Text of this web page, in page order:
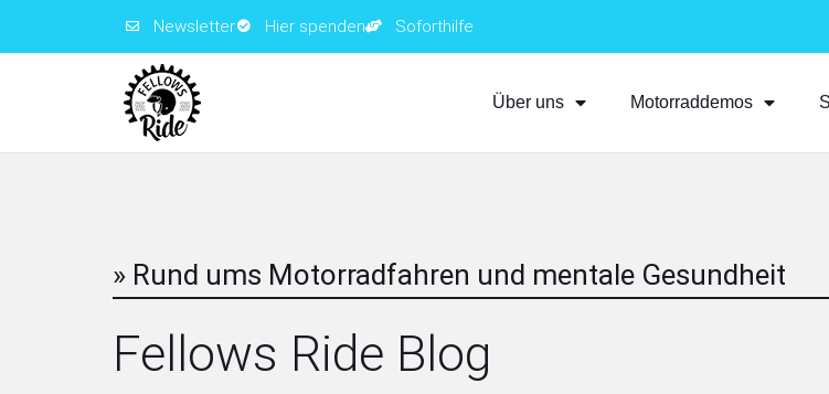
Newsletter Hier spenden Soforthilfe
Über uns Motorraddemos
» Rund ums Motorradfahren und mentale Gesundheit
Fellows Ride Blog